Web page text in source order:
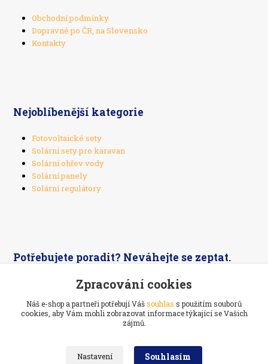
Obchodní podmínky
Dopravné po ČR, na Slovensko
Kontakty
Nejoblíbenější kategorie
Fotovoltaické sety
Solární sety pro karavan
Solární ohřev vody
Solární panely
Solární regulátory
Potřebujete poradit? Neváhejte se zeptat.
+420 603 526 269
Ostrovní solární systémyNavštivte také:
Zpracování cookies
Náš e-shop a partneři potřebují Vášsouhlas s použitím souborů
cookies, aby Vám mohli zobrazovat informace týkající se Vašich
zájmů.
Nastavení Souhlasím